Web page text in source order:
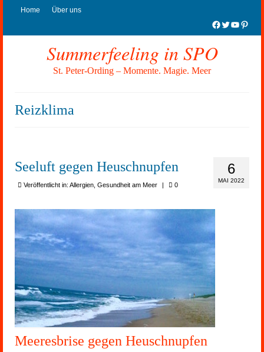
Home Über uns
Facebook
Twitter
Summerfeeling in SPO
St. Peter-Ording – Momente. Magie. Meer
Reizklima
6
MAI 2022
Seeluft gegen Heuschnupfen
Veröffentlicht in: Allergien Gesundheit am Meer | 0
Meeresbrise gegen Heuschnupfen